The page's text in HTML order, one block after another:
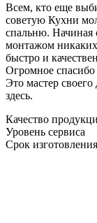
Всем, кто еще
советую Кухни
спальню. Начиная
монтажом
быстро и
Огромное
Это мастер своего
здесь.
Качество
Уровень сервиса
Срок изготовления